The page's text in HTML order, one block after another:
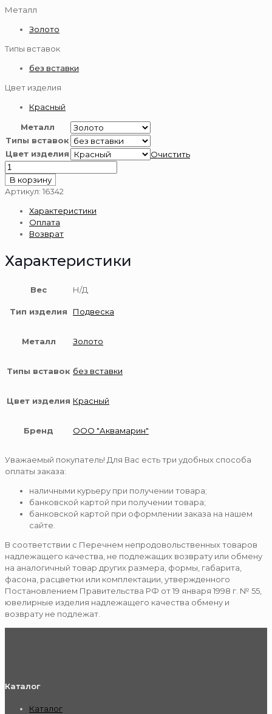
Металл
Золото
Типы вставок
без вставки
Цвет изделия
Красный
Металл
Типы вставок
Цвет изделия
Очистить
Количество
товара
Подвеска
золота
пробы
В корзину
Артикул: 16342
Характеристики
Оплата
Возврат
Характеристики
Вес Н/Д
Тип изделия Подвеска
Металл Золото
Типы вставок без вставки
Цвет изделия Красный
Бренд ООО "Аквамарин"
Уважаемый покупатель! Для Вас есть три удобных способа
оплаты заказа:
наличными курьеру при получении товара;
банковской картой при получении товара;
банковской картой при оформлении заказа на нашем
сайте.
В соответствии с Перечнем непродовольственных товаров
надлежащего качества, не подлежащих возврату или обмену
на аналогичный товар других размера, формы, габарита,
фасона, расцветки или комплектации, утвержденного
Постановлением Правительства РФ от 19 января 1998 г. № 55,
ювелирные изделия надлежащего качества обмену и
возврату не подлежат.
Каталог
Каталог